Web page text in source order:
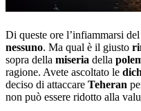
Di queste ore l’infiammarsi del
nessuno. Ma qual è il giusto
sopra della miseria della
ragione. Avete ascoltato le
deciso di attaccare Teheran
non può essere ridotto alla